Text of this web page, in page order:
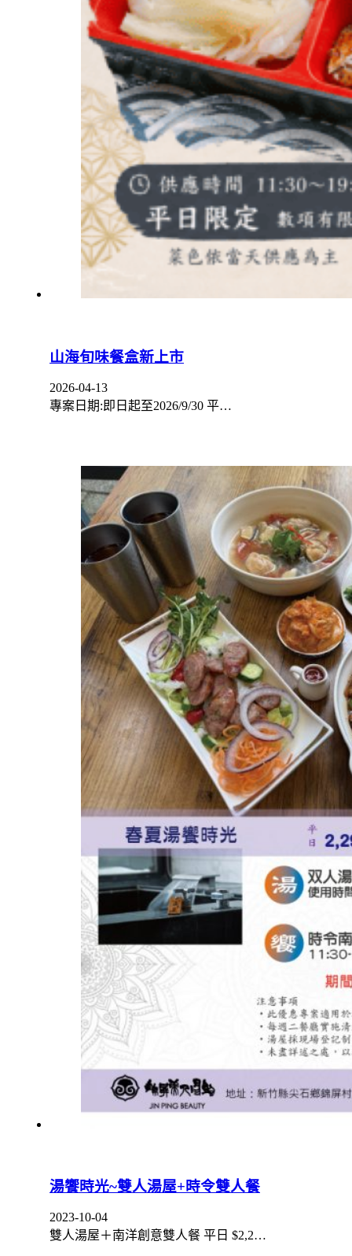
山海旬味餐盒新上市
2026-04-13
專案日期:即日起至2026/9/30 平…
湯饗時光~雙人湯屋+時令雙人餐
2023-10-04
雙人湯屋＋南洋創意雙人餐 平日 $2,2…